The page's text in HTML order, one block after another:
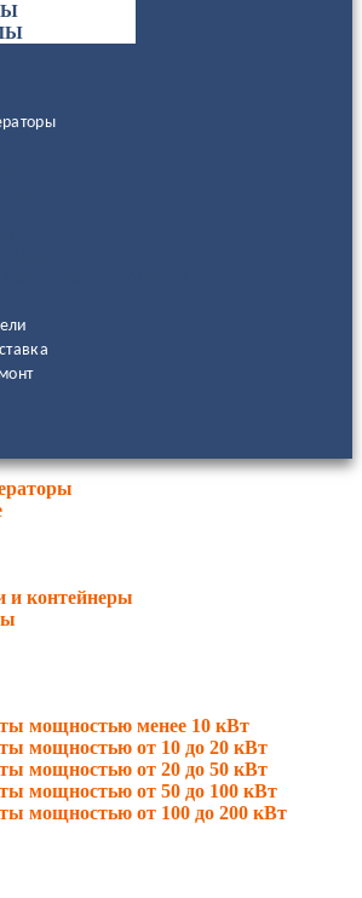
и контейнеры
мощностью менее 10 кВт
мощностью от 10 до 20 кВт
мощностью от 20 до 50 кВт
мощностью от 50 до 100 кВт
мощностью от 100 до 200 кВт